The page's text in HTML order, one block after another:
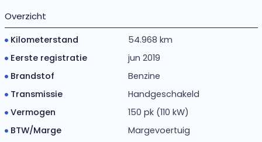
Overzicht
Kilometerstand
54.968 km
Eerste registratie
jun 2019
Brandstof
Benzine
Transmissie
Handgeschakeld
Vermogen
150 pk (110 kW)
BTW/Marge
Margevoertuig